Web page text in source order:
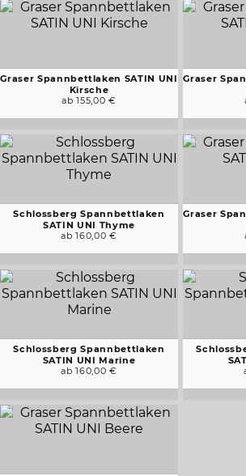
Graser Spannbettlaken SATIN UNI
Kirsche
ab 155,00 €
Graser
Schlossberg Spannbettlaken
SATIN UNI Thyme
ab 160,00 €
Graser
Schlossberg Spannbettlaken
SATIN UNI Marine
ab 160,00 €